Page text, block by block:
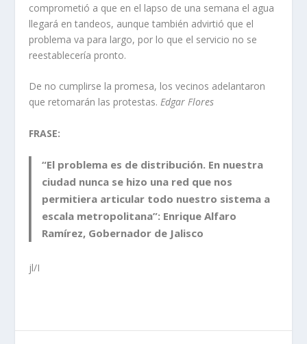
comprometió a que en el lapso de una semana el agua
llegará en tandeos, aunque también advirtió que el
problema va para largo, por lo que el servicio no se
reestablecería pronto.
De no cumplirse la promesa, los vecinos adelantaron
que retomarán las protestas.Edgar Flores
FRASE:
“El problema es de distribución. En nuestra
ciudad nunca se hizo una red que nos
permitiera articular todo nuestro sistema a
escala metropolitana”: Enrique Alfaro
Ramírez, Gobernador de Jalisco
jl/I